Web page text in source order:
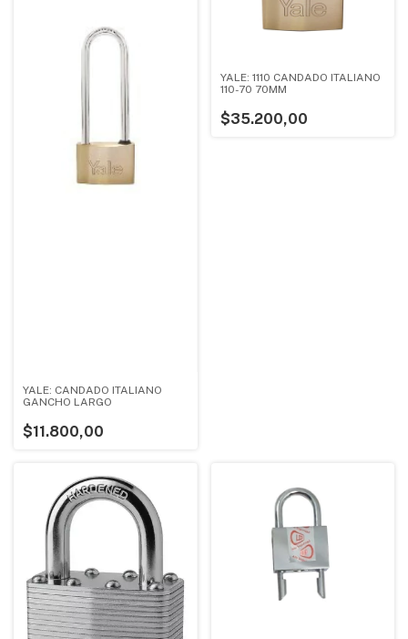
YALE: CANDADO ITALIANO
GANCHO LARGO
$11.800,00
YALE: 1110 CANDADO ITALIANO
110-70 70MM
$35.200,00